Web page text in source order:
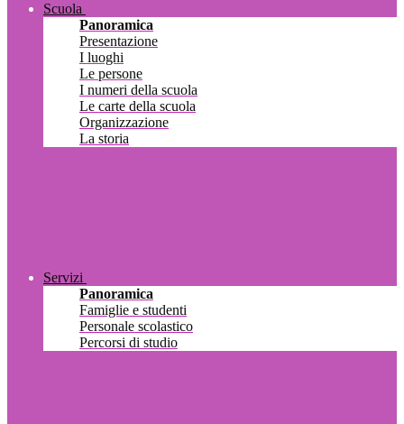
Scuola
Panoramica
Presentazione
I luoghi
Le persone
I numeri della scuola
Le carte della scuola
Organizzazione
La storia
Servizi
Panoramica
Famiglie e studenti
Personale scolastico
Percorsi di studio